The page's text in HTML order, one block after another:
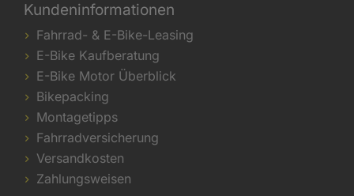
Kundeninformationen
Fahrrad- & E-Bike-Leasing
E-Bike Kaufberatung
E-Bike Motor Überblick
Bikepacking
Montagetipps
Fahrradversicherung
Versandkosten
Zahlungsweisen